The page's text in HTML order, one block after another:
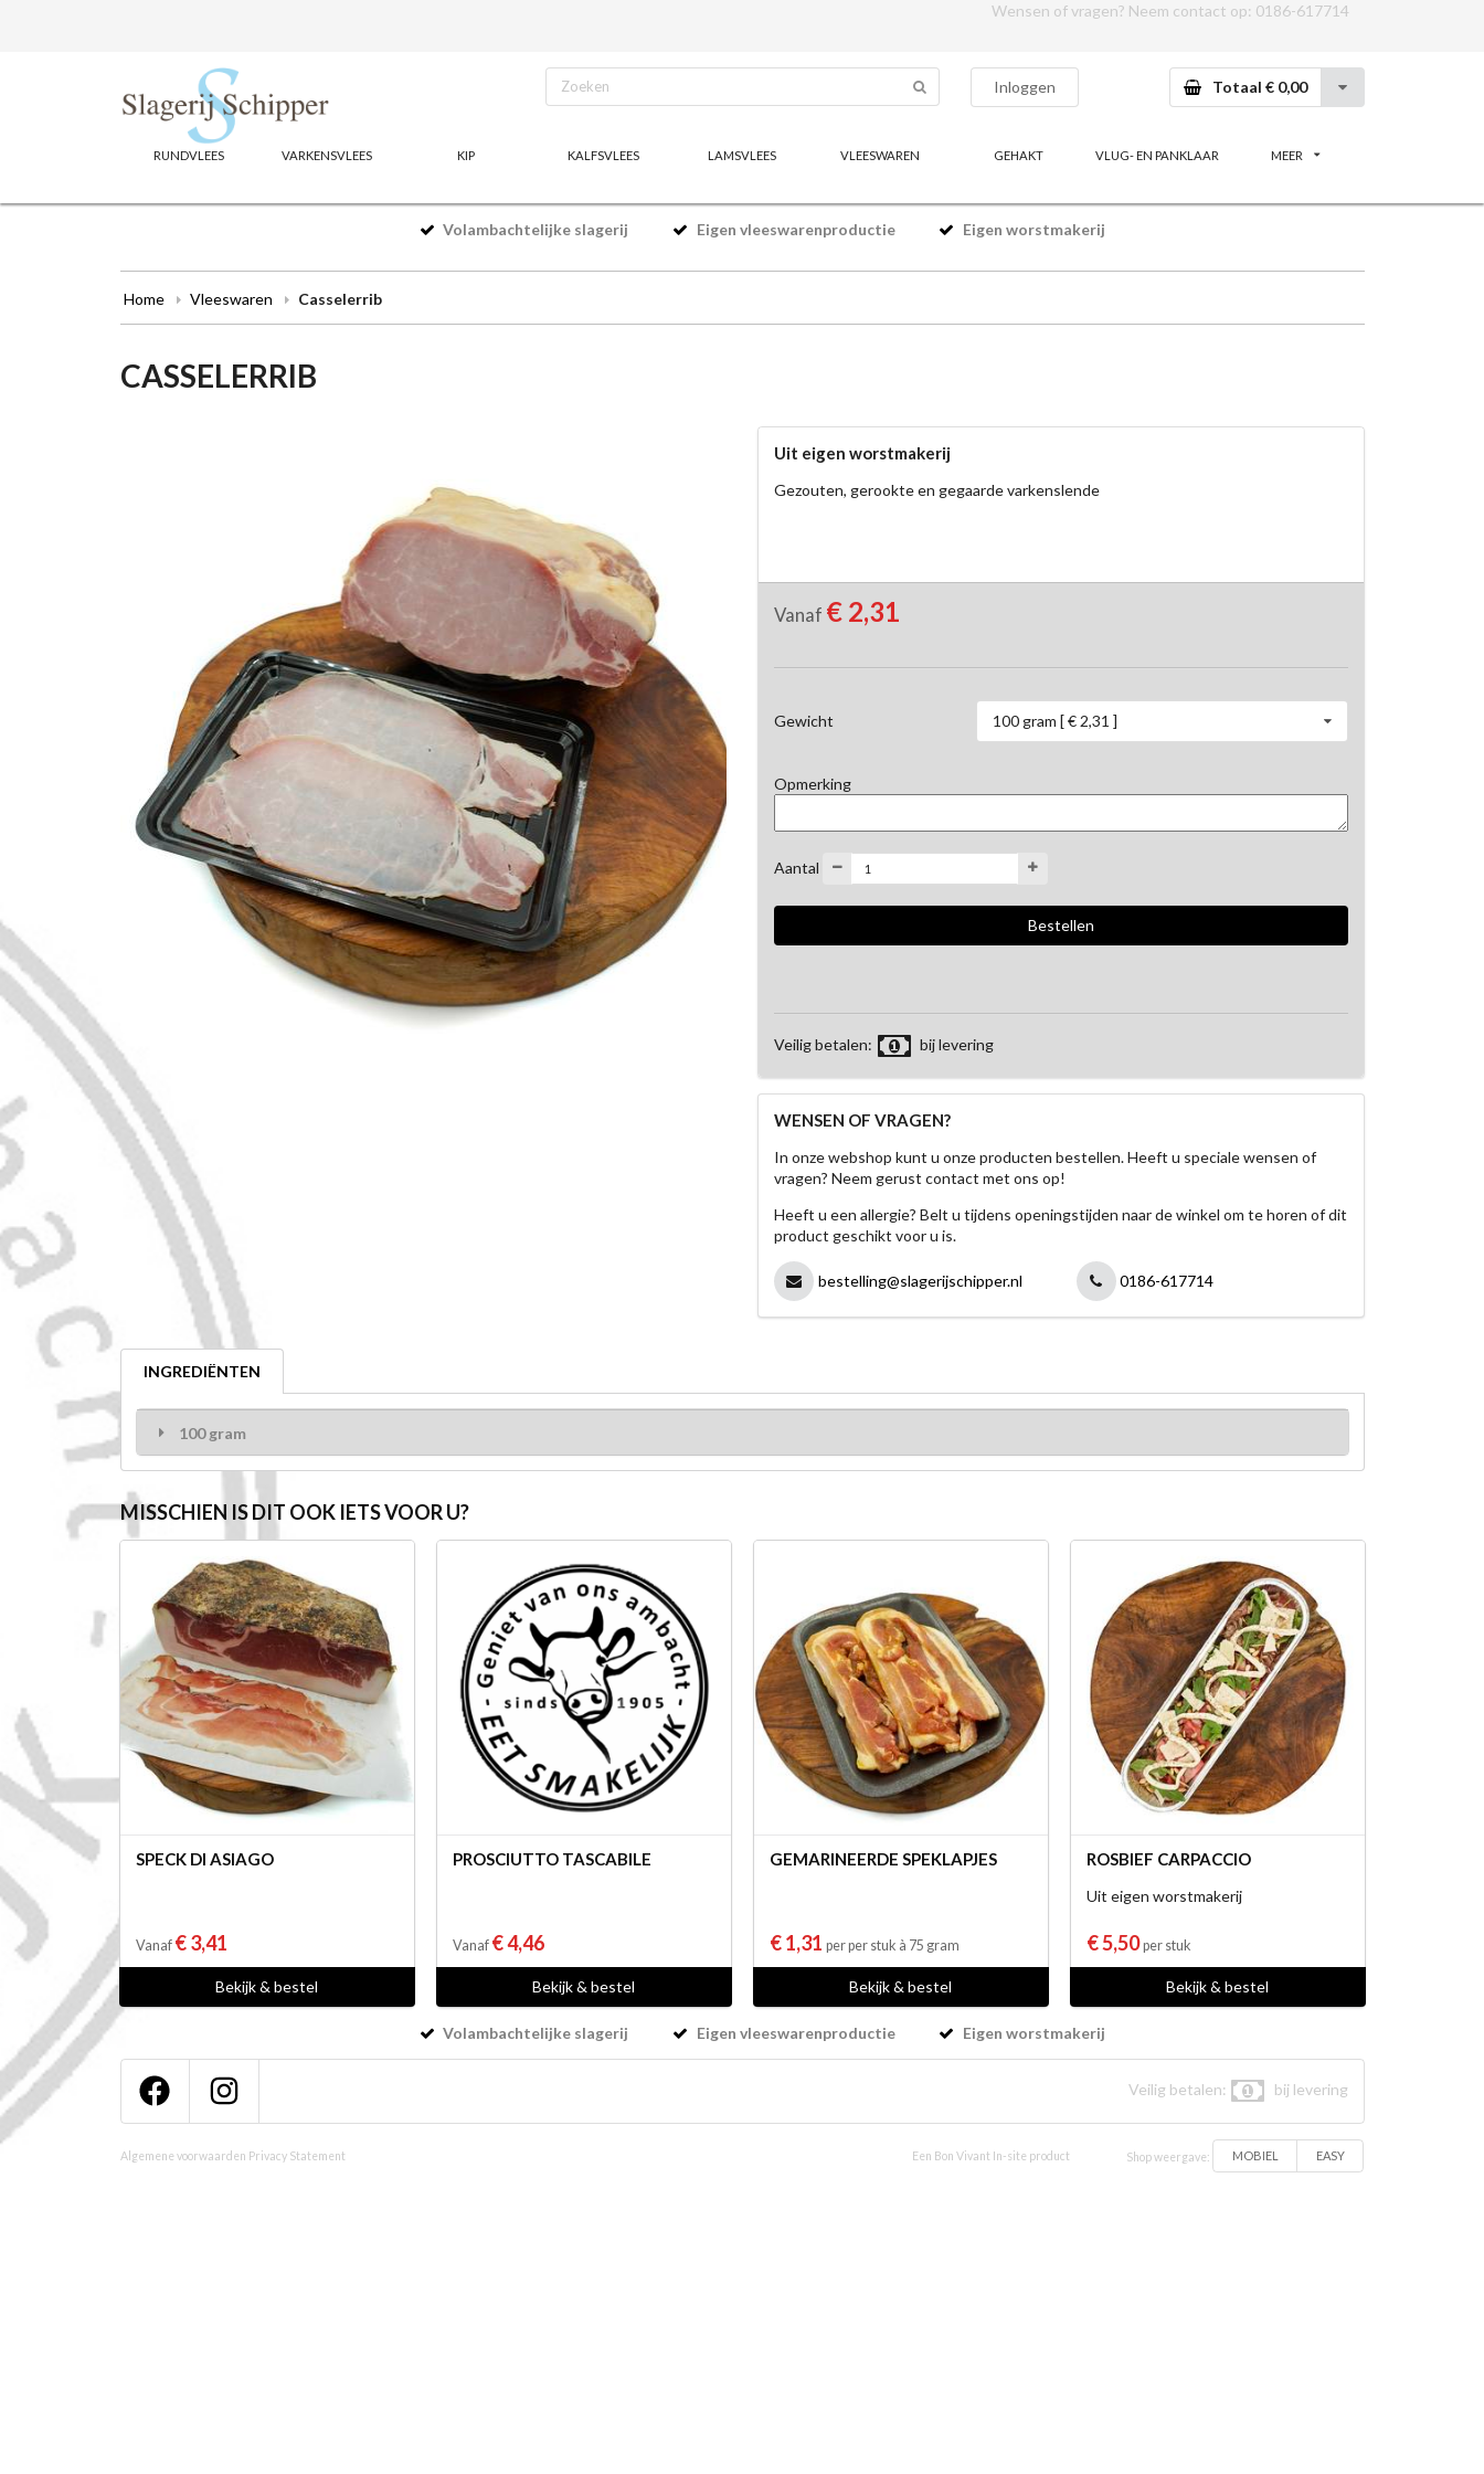
Wensen of vragen? Neem contact op: 0186-617714
Inloggen Totaal € 0,00
RUNDVLEES VARKENSVLEES KIP KALFSVLEES LAMSVLEES VLEESWAREN GEHAKT VLUG- EN PANKLAAR MEER
Volambachtelijke slagerij Eigen vleeswarenproductie Eigen worstmakerij
Home Vleeswaren Casselerrib
CASSELERRIB
Uit eigen worstmakerij
Gezouten, gerookte en gegaarde varkenslende
Vanaf € 2,31
Gewicht 100 gram [ € 2,31 ]
Opmerking
Aantal
Veilig betalen: bij levering
WENSEN OF VRAGEN?
In onze webshop kunt u onze producten bestellen. Heeft u speciale wensen of
vragen? Neem gerust contact met ons op!
Heeft u een allergie? Belt u tijdens openingstijden naar de winkel om te horen of dit
product geschikt voor u is.
bestelling@slagerijschipper.nl 0186-617714
INGREDIËNTEN
100 gram
MISSCHIEN IS DIT OOK IETS VOOR U?
SPECK DI ASIAGO
Vanaf € 3,41
Bekijk & bestel
PROSCIUTTO TASCABILE
Vanaf € 4,46
Bekijk & bestel
GEMARINEERDE SPEKLAPJES
€ 1,31 per per stuk à 75 gram
Bekijk & bestel
ROSBIEF CARPACCIO
Uit eigen worstmakerij
€ 5,50per stuk
Bekijk & bestel
Volambachtelijke slagerij Eigen vleeswarenproductie Eigen worstmakerij
Veilig betalen: bij levering
Algemene voorwaarden Privacy Statement Een Bon Vivant In-site product Shop weergave: MOBIEL EASY